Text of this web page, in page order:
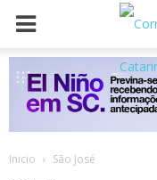
Inicio São José